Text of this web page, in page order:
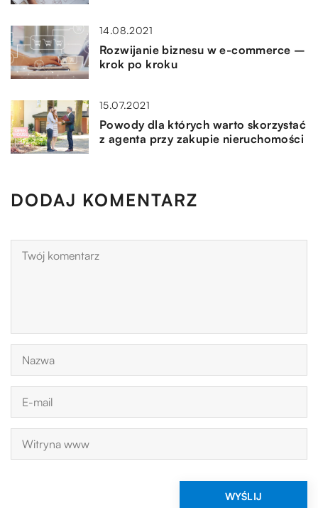
14.08.2021
Rozwijanie biznesu w e-commerce –
krok po kroku
15.07.2021
Powody dla których warto skorzystać
z agenta przy zakupie nieruchomości
DODAJ KOMENTARZ